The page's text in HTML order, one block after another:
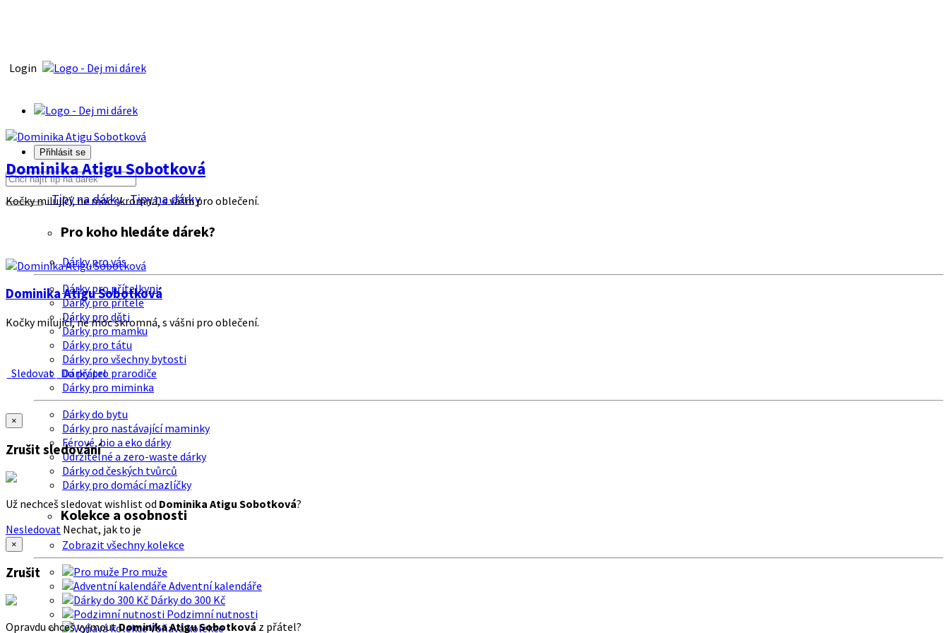
Login
Přihlásit se
Tipy na dárkyTipy na dárky
Pro koho hledáte dárek?
Dárky pro vás
Dárky pro přítelkyni
Dárky pro přítele
Dárky pro děti
Dárky pro mamku
Dárky pro tátu
Dárky pro všechny bytosti
Dárky pro prarodiče
Dárky pro miminka
Dárky do bytu
Dárky pro nastávající maminky
Férové, bio a eko dárky
Udržitelné a zero-waste dárky
Dárky od českých tvůrců
Dárky pro domácí mazlíčky
Kolekce a osobnosti
Zobrazit všechny kolekce
Pro muže
Adventní kalendáře
Dárky do 300 Kč
Podzimní nutnosti
Voňavá kolekce
Dominika Atigu Sobotková
Kočky milující, ne moc skromná, s vášni pro oblečení.
Dominika Atigu Sobotková
Kočky milující, ne moc skromná, s vášni pro oblečení.
Sledovat Do přátel
×
Zrušit sledování
Už nechceš sledovat wishlist od Dominika Atigu Sobotková?
Nesledovat Nechat, jak to je
×
Zrušit
Opravdu chceš vyjmoutDominika Atigu Sobotková z přátel?